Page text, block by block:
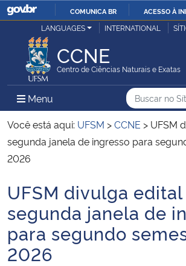
IR
COMUNICA BR ACESSO À
Ministério da Justiça e Segurança Pública
Ministério da Defesa
Ministério das Relações Exteriores
Ministério da Economia
Ministério da Infraestrutura
Ministério da Agricultura, Pecuária e Abastecimento
Ministério da Educação
LANGUAGES INTERNATIONAL
CCNE
Centro de Ciências Naturais e Exatas
Menu Menu Principal do Sítio
Busca
Buscar
Busca:
Você está aqui: UFSM >CCNE > UFSM
segunda janela de ingresso para
2026
Início do conteúdo
UFSM divulga
segunda janela de
para segundo
2026